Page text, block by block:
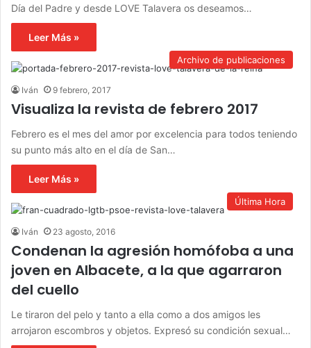
Día del Padre y desde LOVE Talavera os deseamos…
Leer Más »
Archivo de publicaciones
Iván 9 febrero, 2017
Visualiza la revista de febrero 2017
Febrero es el mes del amor por excelencia para todos teniendo
su punto más alto en el día de San…
Leer Más »
Última Hora
Iván 23 agosto, 2016
Condenan la agresión homófoba a una
joven en Albacete, a la que agarraron
del cuello
Le tiraron del pelo y tanto a ella como a dos amigos les
arrojaron escombros y objetos. Expresó su condición sexual…